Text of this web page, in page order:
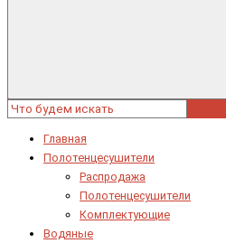
Главная
Полотенцесушители
Распродажа
Полотенцесушители
Комплектующие
Водяные